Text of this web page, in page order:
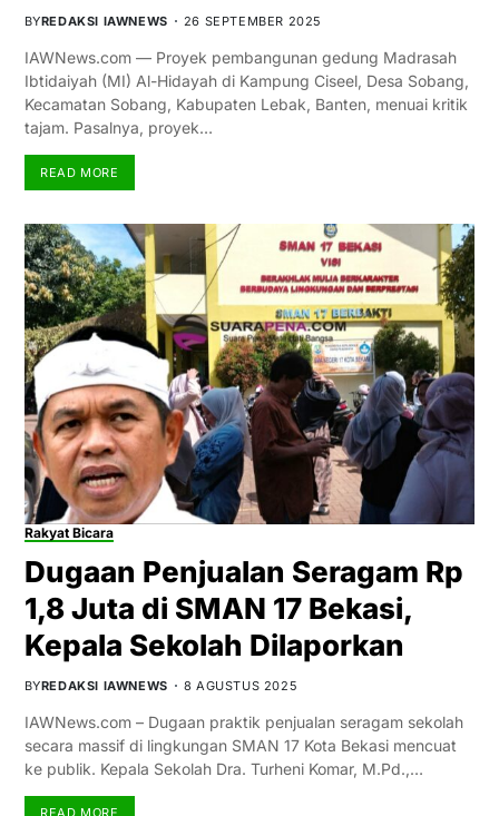
BYREDAKSI IAWNEWS 26 SEPTEMBER 2025
IAWNews.com — Proyek pembangunan gedung Madrasah
Ibtidaiyah (MI) Al-Hidayah di Kampung Ciseel, Desa Sobang,
Kecamatan Sobang, Kabupaten Lebak, Banten, menuai kritik
tajam. Pasalnya, proyek…
READ MORE
Rakyat Bicara
Dugaan Penjualan Seragam Rp
1,8 Juta di SMAN 17 Bekasi,
Kepala Sekolah Dilaporkan
BYREDAKSI IAWNEWS 8 AGUSTUS 2025
IAWNews.com – Dugaan praktik penjualan seragam sekolah
secara massif di lingkungan SMAN 17 Kota Bekasi mencuat
ke publik. Kepala Sekolah Dra. Turheni Komar, M.Pd.,…